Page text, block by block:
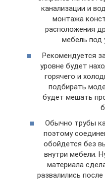
канализации и
монтажа
расположения
мебель под
Рекомендуется
уровне будет
горячего и
подбирать
будет мешать
Обычно трубы
поэтому
обойдется без
внутри мебели.
материала
развалились